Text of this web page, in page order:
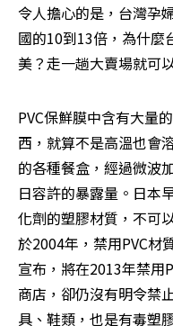
令人擔心的是，台灣孕
國的10到13倍，為什麼
美？走一趟大賣場就可
PVC保鮮膜中含有大量
西，就算不是高溫也會
的各種餐盒，經過微波
日容許的暴露量。日本
化劑的塑膠材質，不可
於2004年，禁用PVC材
宣布，將在2013年禁用
商店，卻仍沒有明令禁
具、鞋類，也是有毒塑